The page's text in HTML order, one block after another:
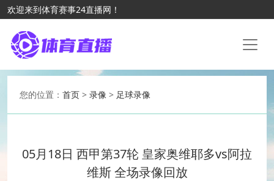
欢迎来到体育赛事24直播网！
您的位置： 首页 > 录像 > 足球录像
05月18日 西甲第37轮 皇家奥维耶多vs阿拉
维斯 全场录像回放